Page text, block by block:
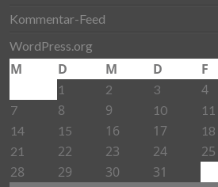
Kommentar-Feed
WordPress.org
M D M D F
1 2 3 4
7 8 9 10 11
14 15 16 17 18
21 22 23 24 25
28
29 30 31